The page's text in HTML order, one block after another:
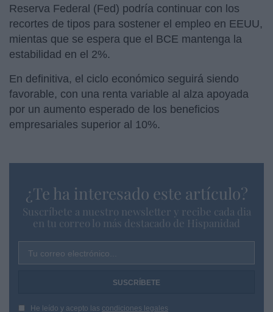
Reserva Federal (Fed) podría continuar con los
recortes de tipos para sostener el empleo en EEUU,
mientas que se espera que el BCE mantenga la
estabilidad en el 2%.
En definitiva, el ciclo económico seguirá siendo
favorable, con una renta variable al alza apoyada
por un aumento esperado de los beneficios
empresariales superior al 10%.
¿Te ha interesado este artículo?
Suscríbete a nuestro newsletter y recibe cada dia
en tu correo lo más destacado de Hispanidad
Tu correo electrónico...
He leído y acepto las condiciones legales